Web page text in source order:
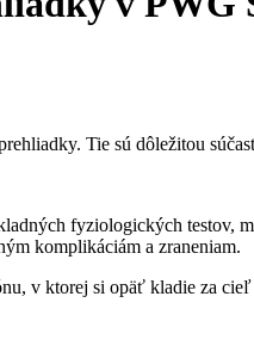
Tie sú dôležitou
fyziologických testov,
komplikáciám a zraneniam.
v ktorej si opäť kladie za